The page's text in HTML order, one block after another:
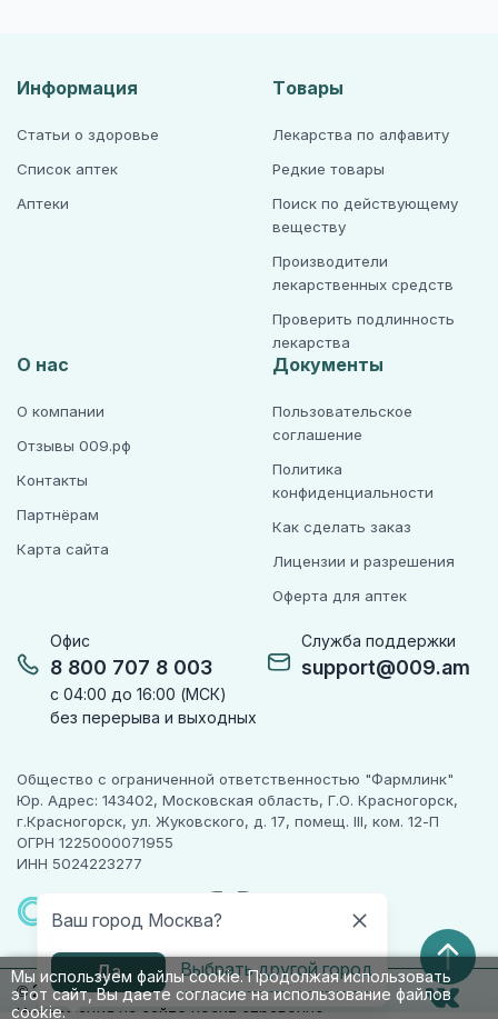
Ваш город Москва?
Да Выбрать другой город
Мы используем файлы cookie. Продолжая использовать
этот сайт, Вы даете согласие на использование файлов
cookie.
Офис
8 800 707 8 003
с 04:00 до 16:00 (МСК)
без перерыва и выходных
Служба поддержки
support@009.am
Информация
Статьи о здоровье
Список аптек
Аптеки
Товары
Лекарства по алфавиту
Редкие товары
Поиск по действующему
веществу
Производители
лекарственных средств
Проверить подлинность
лекарства
О нас
О компании
Отзывы 009.рф
Контакты
Партнёрам
Карта сайта
Документы
Пользовательское
соглашение
Политика
конфиденциальности
Как сделать заказ
Лицензии и разрешения
Оферта для аптек
Общество с ограниченной ответственностью "Фармлинк"
Юр. Адрес: 143402, Московская область, Г.О. Красногорск,
г.Красногорск, ул. Жуковского, д. 17, помещ. III, ком. 12-П
ОГРН 1225000071955
ИНН 5024223277
© 2010-2026 009.РФ. Все права защищены
Информация на сайте носит справочно-